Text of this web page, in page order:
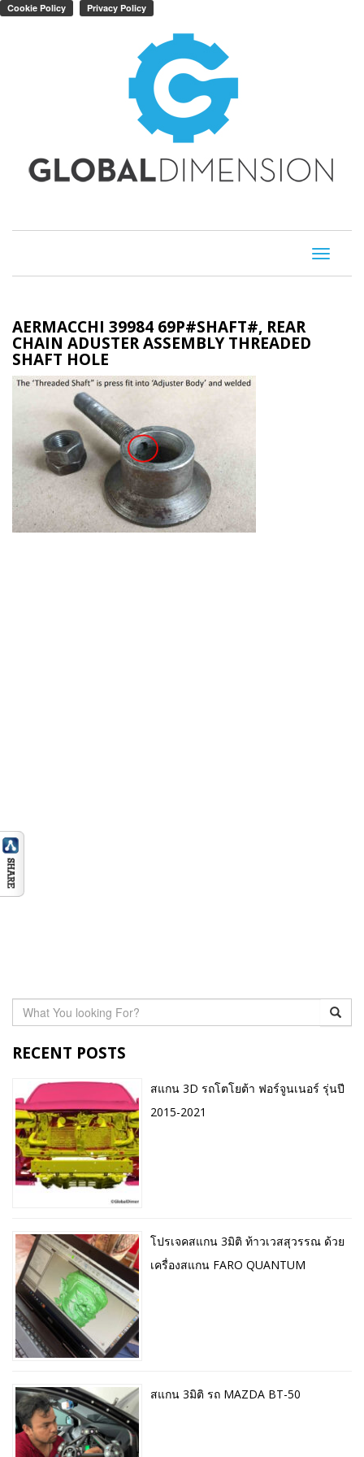
Toggle
AERMACCHI 39984 69P#SHAFT#, REAR
CHAIN ADUSTER ASSEMBLY THREADED
SHAFT HOLE
RECENT POSTS
สแกน 3D รถโตโยต้า ฟอร์จูนเนอร์ รุ่นปี
2015-2021
โปรเจคสแกน 3มิติ ท้าวเวสสุวรรณ ด้วย
เครื่องสแกน FARO QUANTUM
สแกน 3มิติ รถ MAZDA BT-50